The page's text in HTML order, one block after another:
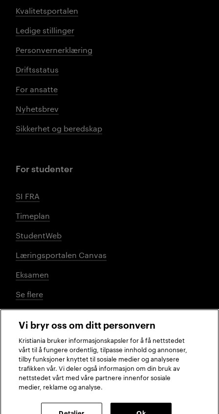
Kvalitetsportalen
Ledige stillinger
Personvernerklæring
Driftsstatus
For ansatte
Nyhetsbrev
Sikkerhet og beredskap
For studenter
SI FRA
Timeplan
StudentWeb
Læringsportalen Canvas
Eksamen
Se flere
Sosiale medier
FacebookInstagramLinkedInTikTok
2026 © Kristiania
Vi bryr oss om ditt personvern
Kristiania bruker informasjonskapsler for å få nettstedet
vårt til å fungere ordentlig, tilpasse innhold og annonser,
tilby funksjoner knyttet til sosiale medier og analysere
trafikken vår. Vi deler også informasjon om din bruk av
nettstedet vårt med våre partnere innenfor sosiale
medier, reklame og analyse.